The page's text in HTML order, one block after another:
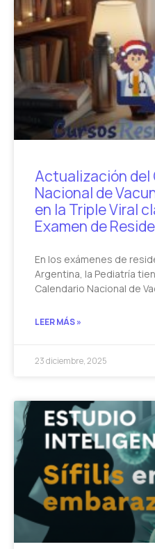
Actualización del
Nacional de
en la Triple Viral
Examen de
En los exámenes de
Argentina, la Pediatría
Calendario Nacional de
LEER MÁS »
23 diciembre, 2025